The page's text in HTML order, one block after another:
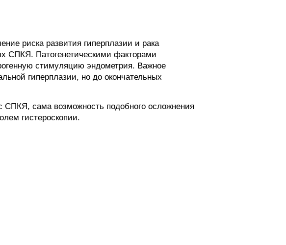
риска развития гиперплазии и рака
СПКЯ. Патогенетическими факторами
стимуляцию эндометрия. Важное
гиперплазии, но до окончательных
СПКЯ, сама возможность подобного осложнения
гистероскопии.